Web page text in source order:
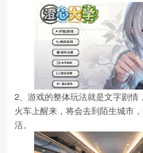
2、游戏的整体玩法就是文字剧情
火车上醒来，将会去到陌生城市
活。